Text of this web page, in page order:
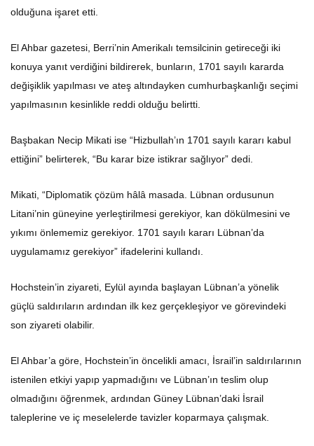
olduğuna işaret etti.
El Ahbar gazetesi, Berri’nin Amerikalı temsilcinin getireceği iki
konuya yanıt verdiğini bildirerek, bunların, 1701 sayılı kararda
değişiklik yapılması ve ateş altındayken cumhurbaşkanlığı seçimi
yapılmasının kesinlikle reddi olduğu belirtti.
Başbakan Necip Mikati ise “Hizbullah’ın 1701 sayılı kararı kabul
ettiğini” belirterek, “Bu karar bize istikrar sağlıyor” dedi.
Mikati, “Diplomatik çözüm hâlâ masada. Lübnan ordusunun
Litani’nin güneyine yerleştirilmesi gerekiyor, kan dökülmesini ve
yıkımı önlememiz gerekiyor. 1701 sayılı kararı Lübnan’da
uygulamamız gerekiyor” ifadelerini kullandı.
Hochstein’in ziyareti, Eylül ayında başlayan Lübnan’a yönelik
güçlü saldırıların ardından ilk kez gerçekleşiyor ve görevindeki
son ziyareti olabilir.
El Ahbar’a göre, Hochstein’in öncelikli amacı, İsrail’in saldırılarının
istenilen etkiyi yapıp yapmadığını ve Lübnan’ın teslim olup
olmadığını öğrenmek, ardından Güney Lübnan’daki İsrail
taleplerine ve iç meselelerde tavizler koparmaya çalışmak.